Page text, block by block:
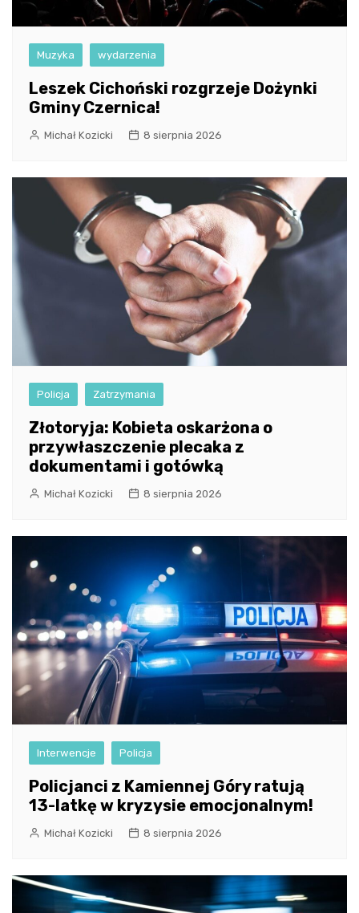
Muzyka wydarzenia
Leszek Cichoński rozgrzeje Dożynki
Gminy Czernica!
Michał Kozicki 8 sierpnia 2026
Policja Zatrzymania
Złotoryja: Kobieta oskarżona o
przywłaszczenie plecaka z
dokumentami i gotówką
Michał Kozicki 8 sierpnia 2026
Interwencje Policja
Policjanci z Kamiennej Góry ratują
13-latkę w kryzysie emocjonalnym!
Michał Kozicki 8 sierpnia 2026